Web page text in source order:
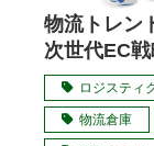
物流トレン
次世代EC
ロジスティ
物流倉庫